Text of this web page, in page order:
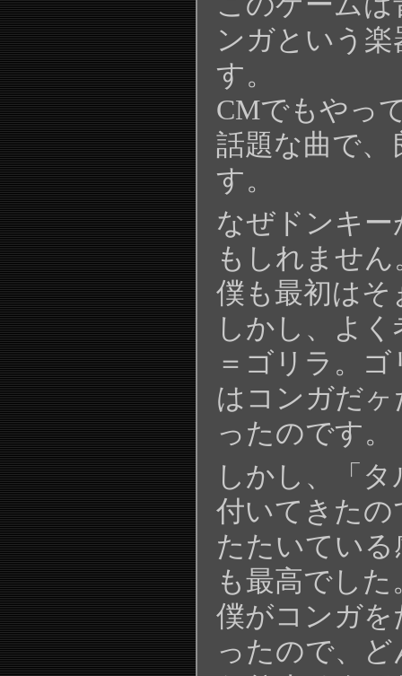
ンガという
す。
CMでもやっ
話題な曲で、
す。
なぜドンキ
もしれません
僕も最初はそ
しかし、よ
＝ゴリラ。
はコンガだ
ったのです。
しかし、「
付いてきた
たたいてい
も最高でした
僕がコンガ
ったので、